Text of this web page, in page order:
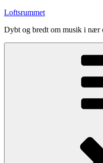
Videre
indhold
Loftsrummet
Dybt og bredt om musik i nær